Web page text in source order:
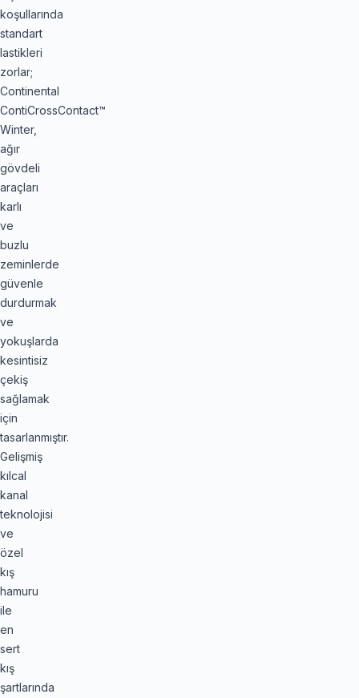
koşullarında
standart
lastikleri
zorlar;
Continental
ContiCrossContact™
Winter,
ağır
gövdeli
araçları
karlı
ve
buzlu
zeminlerde
güvenle
durdurmak
ve
yokuşlarda
kesintisiz
çekiş
sağlamak
için
tasarlanmıştır.
Gelişmiş
kılcal
kanal
teknolojisi
ve
özel
kış
hamuru
ile
en
sert
kış
şartlarında